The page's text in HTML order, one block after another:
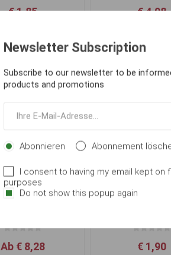
€ 1,85
WARENKORB
€ 4,08
h
Ab € 8,28 € 1,90
Newsletter Subscription
Subscribe to our newsletter to be
products and promotions
Abonnieren Abonnement
I consent to having my email kept on
purposes
Do not show this popup again